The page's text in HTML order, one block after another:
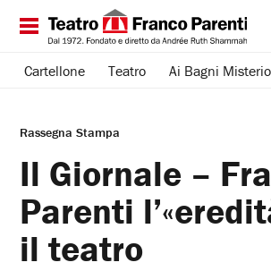
Cartellone Teatro Ai Bagni
Rassegna Stampa
Il Giornale –
Parenti
il teatro